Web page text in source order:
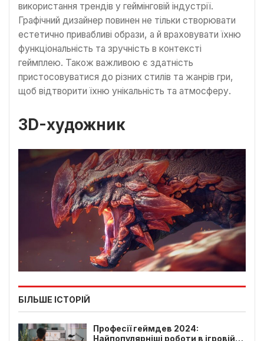
використання трендів у геймінговій індустрії.
Графічний дизайнер повинен не тільки створювати
естетично привабливі образи, а й враховувати їхню
функціональність та зручність в контексті
геймплею. Також важливою є здатність
пристосовуватися до різних стилів та жанрів гри,
щоб відтворити їхню унікальність та атмосферу.
3D-художник
БІЛЬШЕ ІСТОРІЙ
Професії геймдев 2024:
Найпопулярніші роботи в ігровій